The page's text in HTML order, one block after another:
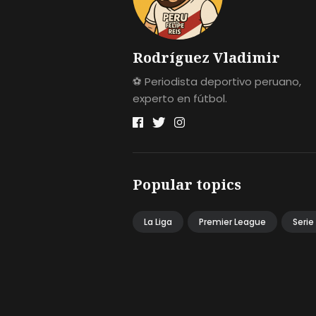
Rodríguez Vladimir
⚽ Periodista deportivo peruano,
experto en fútbol.
Popular topics
La Liga Premier League Serie